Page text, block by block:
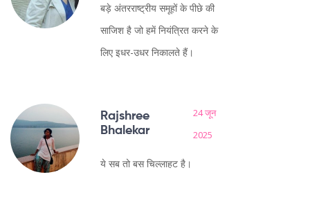
बड़े अंतरराष्ट्रीय समूहों के पीछे की
साजिश है जो हमें नियंत्रित करने के
लिए इधर-उधर निकालते हैं।
Rajshree
Bhalekar
24 जून
2025
ये सब तो बस चिल्लाहट है।